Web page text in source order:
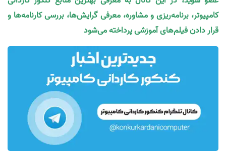
کامپیوتر، برنامه‌ریزی و مشاوره، معرفی گرایش‌ها، بررسی کارنامه‌ها و
قرار دادن فیلم‌های آموزشی پرداخته می‌شود